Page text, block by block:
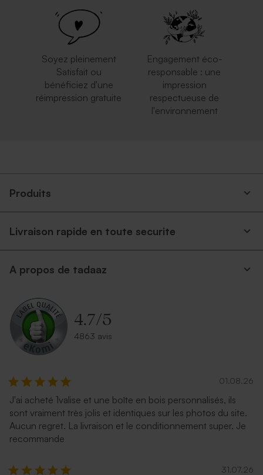
Soyez pleinement
Satisfait ou
bénéficiez d'une
réimpression gratuite
Engagement éco-
responsable : une
impression
respectueuse de
l'environnement
Produits
Livraison rapide en toute securite
A propos de tadaaz
4.7/5
4863 avis
01.08.26
J'ai acheté 1valise et une boîte en bois personnalisés, ils
sont vraiment très jolis et identiques sur les photos du site.
Aucun regret. La livraison et le conditionnement super. Je
recommande
31.07.26